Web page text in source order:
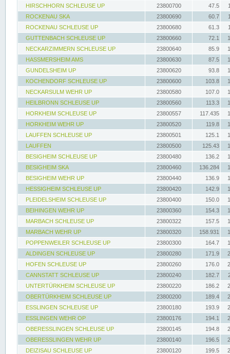
HIRSCHHORN SCHLEUSE UP
23800700 47.5
ROCKENAU SKA
23800690 60.7
ROCKENAU SCHLEUSE UP
23800680 61.3
GUTTENBACH SCHLEUSE UP
23800660 72.1
NECKARZIMMERN SCHLEUSE UP
23800640 85.9
HASSMERSHEIM AMS
23800630 87.5
GUNDELSHEIM UP
23800620 93.8
KOCHENDORF SCHLEUSE UP
23800600 103.8
NECKARSULM WEHR UP
23800580 107.0
HEILBRONN SCHLEUSE UP
23800560 113.3
HORKHEIM SCHLEUSE UP
23800557 117.435
HORKHEIM WEHR UP
23800520 119.8
LAUFFEN SCHLEUSE UP
23800501 125.1
LAUFFEN
23800500 125.43
BESIGHEIM SCHLEUSE UP
23800480 136.2
BESIGHEIM SKA
23800460 136.284
BESIGHEIM WEHR UP
23800440 136.9
HESSIGHEIM SCHLEUSE UP
23800420 142.9
PLEIDELSHEIM SCHLEUSE UP
23800400 150.0
BEIHINGEN WEHR UP
23800360 154.3
MARBACH SCHLEUSE UP
23800322 157.5
MARBACH WEHR UP
23800320 158.931
POPPENWEILER SCHLEUSE UP
23800300 164.7
ALDINGEN SCHLEUSE UP
23800280 171.9
HOFEN SCHLEUSE UP
23800260 176.0
CANNSTATT SCHLEUSE UP
23800240 182.7
UNTERTÜRKHEIM SCHLEUSE UP
23800220 186.2
OBERTÜRKHEIM SCHLEUSE UP
23800200 189.4
ESSLINGEN SCHLEUSE UP
23800180 193.9
ESSLINGEN WEHR OP
23800176 194.1
OBERESSLINGEN SCHLEUSE UP
23800145 194.8
OBERESSLINGEN WEHR UP
23800140 196.5
DEIZISAU SCHLEUSE UP
23800120 199.5